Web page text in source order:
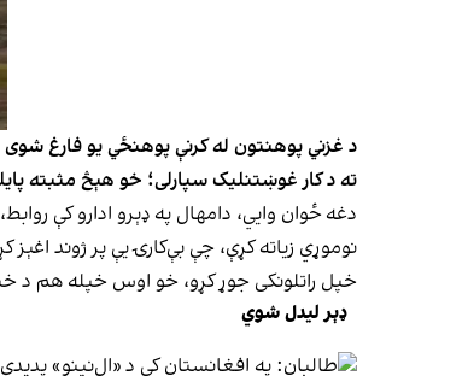
ته د کار غوښتنلیک سپارلی؛ خو هېڅ مثبته
دغه ځوان وايي، دامهال په ډېرو ادارو کې
نوموړي زیاته کړې، چې بې‌کارۍ یې پر ژوند
خپل راتلونکی جوړ کړو، خو اوس خپله هم د
ډېر لیدل شوي